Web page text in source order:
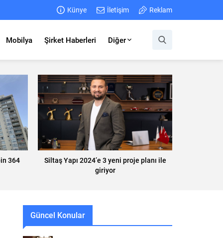
Künye İletişim Reklam
Mobilya Şirket Haberleri Diğer
364
Siltaş Yapı 2024’e 3 yeni proje planı ile
giriyor
Güncel Konular